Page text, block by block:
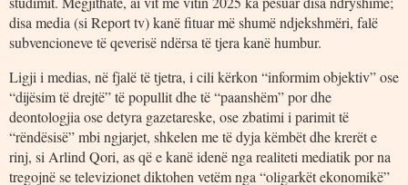
disa media (si Report tv) kanë fituar më shumë ndjekshmëri, falë
subvencioneve të qeverisë ndërsa të tjera kanë humbur.
Ligji i medias, në fjalë të tjetra, i cili kërkon “informim objektiv” ose
“dijësim të drejtë” të popullit dhe të “paanshëm” por dhe
deontologjia ose detyra gazetareske, ose zbatimi i parimit të
“rëndësisë” mbi ngjarjet, shkelen me të dyja këmbët dhe krerët e
rinj, si Arlind Qori, as që e kanë idenë nga realiteti mediatik por na
tregojnë se televizionet diktohen vetëm nga “oligarkët ekonomikë”